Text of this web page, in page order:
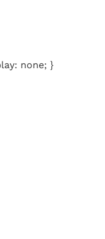
none; }